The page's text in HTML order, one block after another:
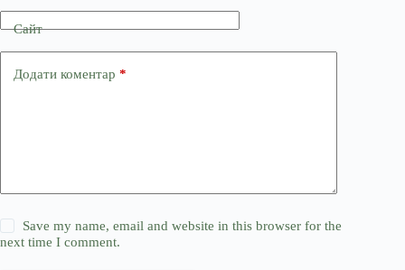
Сайт
Додати коментар *
Save my name, email and website in this browser for the
next time I comment.